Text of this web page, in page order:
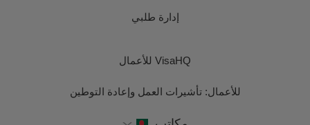
إدارة طلبي
VisaHQ للأعمال
للأعمال: تأشيرات العمل وإعادة التوطين